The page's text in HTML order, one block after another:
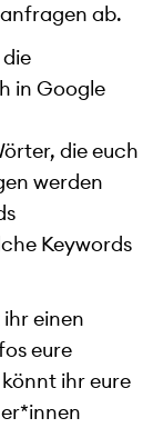
ab.
in Google
die euch
werden
Keywords
einen
eure
ihr eure